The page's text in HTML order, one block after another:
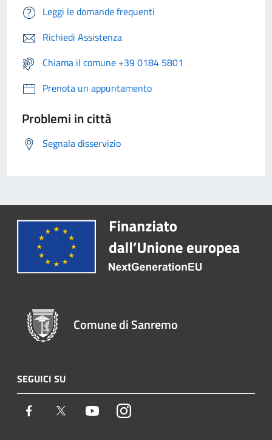
Leggi le domande frequenti
Richiedi Assistenza
Chiama il comune +39 0184 5801
Prenota un appuntamento
Problemi in città
Segnala disservizio
Comune di Sanremo
SEGUICI SU
Facebook Twitter YoutubeInstagram